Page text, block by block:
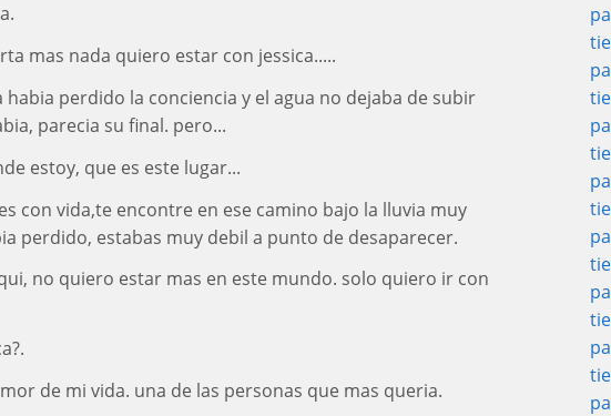
mas nada quiero estar con jessica.....
perdido la conciencia y el agua no dejaba de subir
parecia su final. pero...
estoy, que es este lugar...
con vida,te encontre en ese camino bajo la lluvia muy
perdido, estabas muy debil a punto de desaparecer.
no quiero estar mas en este mundo. solo quiero ir con
de mi vida. una de las personas que mas queria.